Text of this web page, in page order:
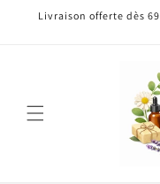
passer
Livraison offerte dès